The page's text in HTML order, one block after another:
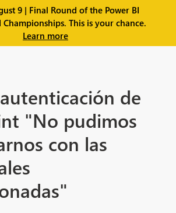
9 | Final Round of the Power BI
This is your chance.
Learn more
de
"No pudimos
con las